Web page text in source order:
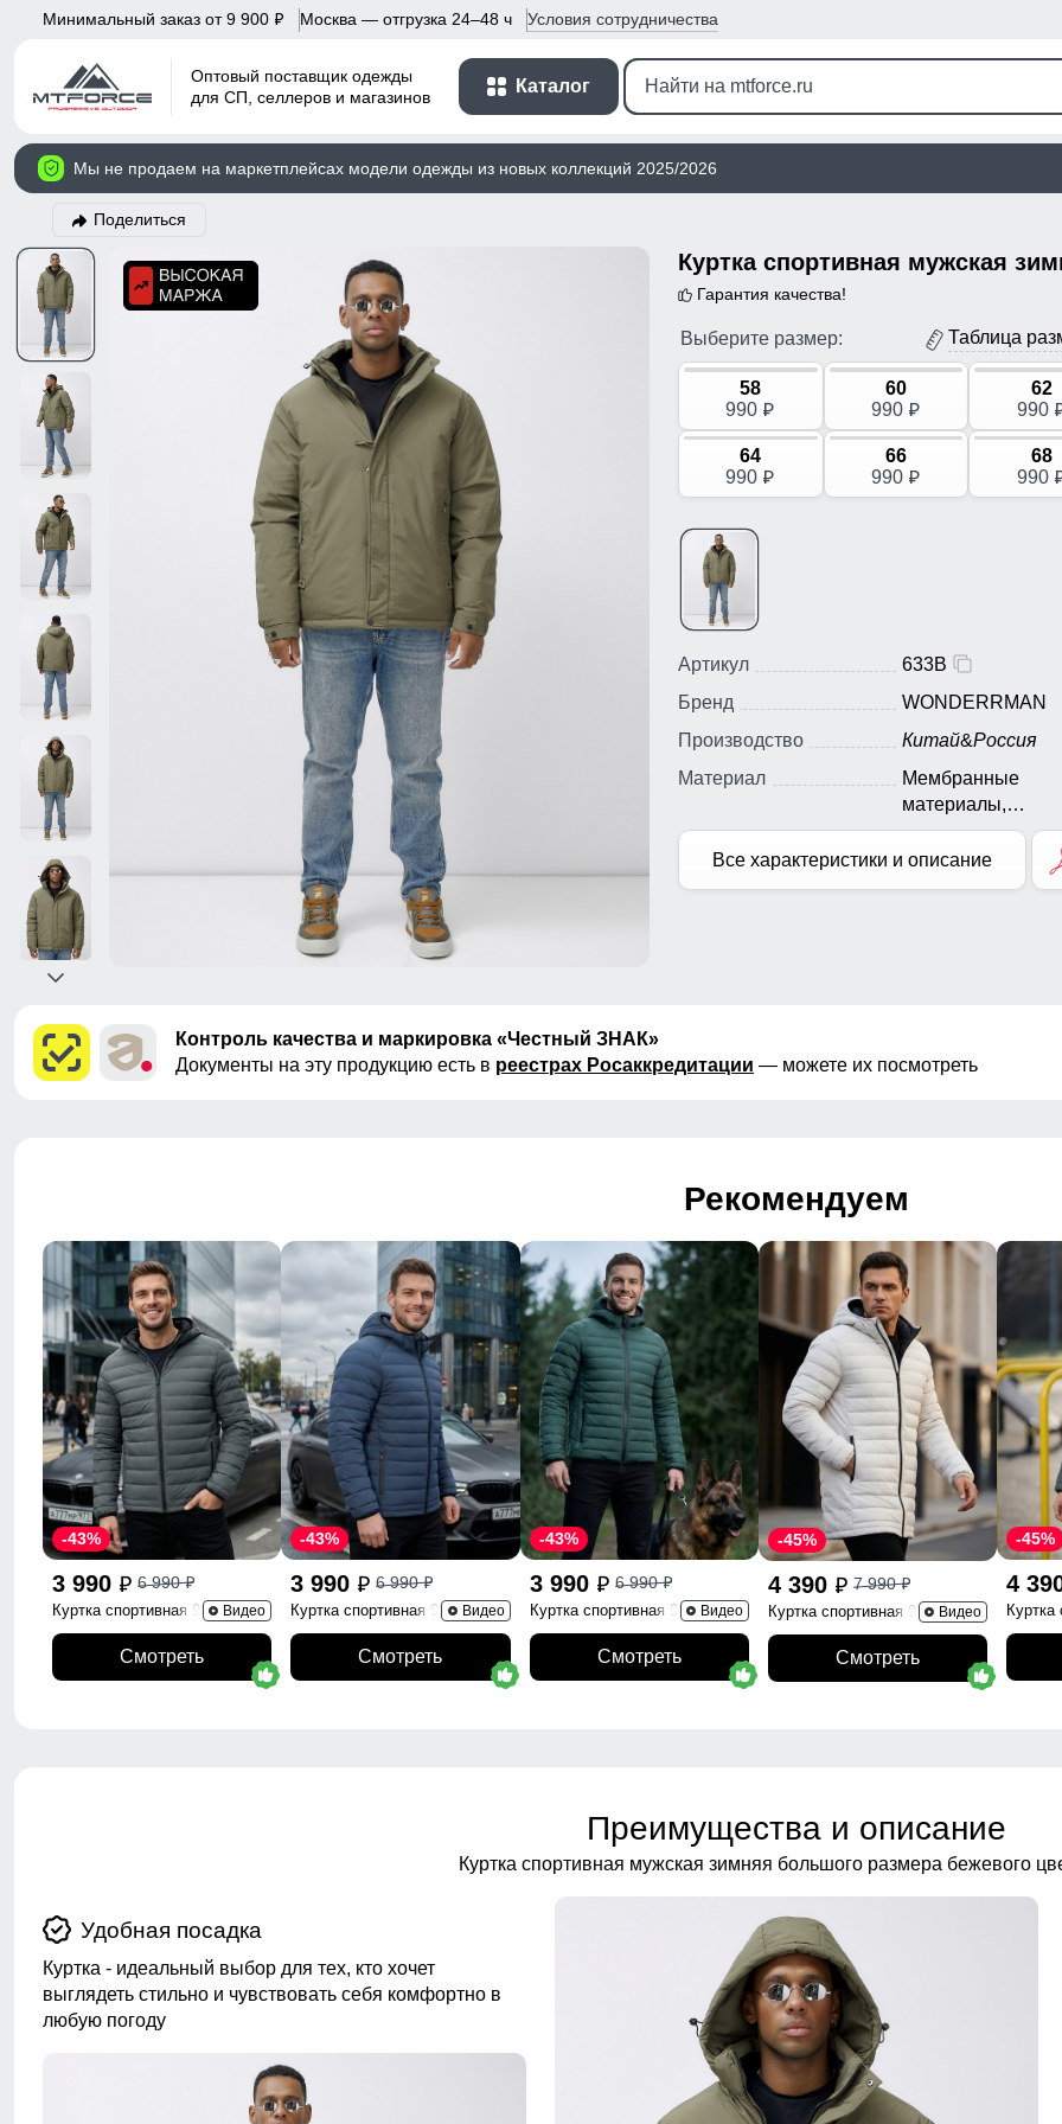
Минимальный заказ от 9 900 p Москва — отгрузка 24–48 ч Условия сотрудничества
Оптовый поставщик одежды
для СП, селлеров и магазинов
Каталог
Мы не продаем на маркетплейсах модели одежды из новых коллекций 2025/2026
Поделиться
Гарантия качества!
Выберите размер: Таблица
58
990 p
60
990 p
62
990
64
990 p
66
990 p
68
990
Артикул
633B
Бренд
WONDERRMAN
Производство
Китай&Россия
Материал
Мембранные
материалы,
Натуральные
материалы,
Плащевка, Тефлон
Все характеристики и описание
Контроль качества и маркировка «Честный ЗНАК»
Документы на эту продукцию есть в реестрах Росаккредитации — можете их посмотреть
Рекомендуем
3 990 p 6 990p
-43%
Куртка спортивная 9623_1Kh
Видео
Смотреть
3 990 p 6 990p
-43%
Куртка спортивная 9623_1S
Видео
Смотреть
3 990 p 6 990p
-43%
Куртка спортивная 9625_1Z
Видео
Смотреть
4 390 p 7 990p
-45%
Куртка спортивная 9629_1B
Видео
Смотреть
4
-45%
Куртка
Преимущества и описание
Куртка спортивная мужская зимняя большого размера бежевого
Удобная посадка
Куртка - идеальный выбор для тех, кто хочет
выглядеть стильно и чувствовать себя комфортно в
любую погоду